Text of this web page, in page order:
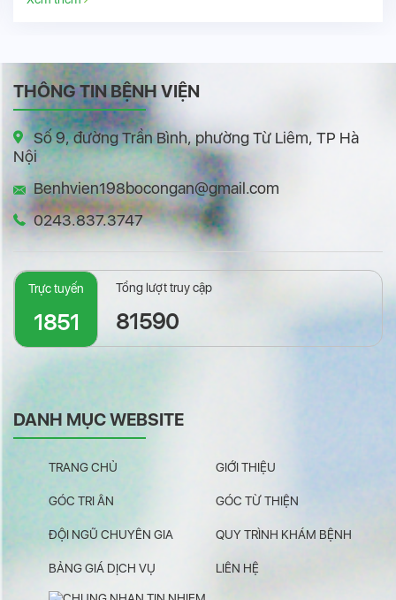
THÔNG TIN BỆNH VIỆN
Số 9, đường Trần Bình, phường Từ Liêm, TP Hà
Nội
Benhvien198bocongan@gmail.com
0243.837.3747
Trực tuyến
1851
Tổng lượt truy cập
81590
DANH MỤC WEBSITE
TRANG CHỦ GIỚI THIỆU
GÓC TRI ÂN GÓC TỪ THIỆN
ĐỘI NGŨ CHUYÊN GIA QUY TRÌNH KHÁM BỆNH
BẢNG GIÁ DỊCH VỤ LIÊN HỆ